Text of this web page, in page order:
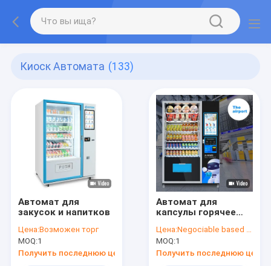
Киоск Автомата (133)
Автомат для
закусок и напитков
Цена:Возможен торг
MOQ:1
Получить последнюю цену
Автомат для
капсулы горячее
кофе сок
мороженое
Цена:Negociable based on the quantity
MOQ:1
Получить последнюю цену